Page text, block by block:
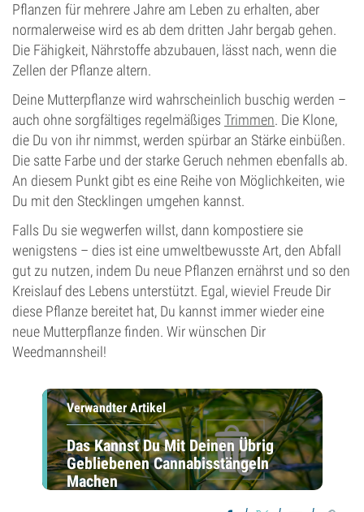
Pflanzen für mehrere Jahre am Leben zu erhalten, aber
normalerweise wird es ab dem dritten Jahr bergab gehen.
Die Fähigkeit, Nährstoffe abzubauen, lässt nach, wenn die
Zellen der Pflanze altern.
Deine Mutterpflanze wird wahrscheinlich buschig werden –
auch ohne sorgfältiges regelmäßiges Trimmen. Die Klone,
die Du von ihr nimmst, werden spürbar an Stärke einbüßen.
Die satte Farbe und der starke Geruch nehmen ebenfalls ab.
An diesem Punkt gibt es eine Reihe von Möglichkeiten, wie
Du mit den Stecklingen umgehen kannst.
Falls Du sie wegwerfen willst, dann kompostiere sie
wenigstens – dies ist eine umweltbewusste Art, den Abfall
gut zu nutzen, indem Du neue Pflanzen ernährst und so den
Kreislauf des Lebens unterstützt. Egal, wieviel Freude Dir
diese Pflanze bereitet hat, Du kannst immer wieder eine
neue Mutterpflanze finden. Wir wünschen Dir
Weedmannsheil!
Verwandter Artikel
Das Kannst Du Mit Deinen Übrig
Gebliebenen Cannabisstängeln
Machen